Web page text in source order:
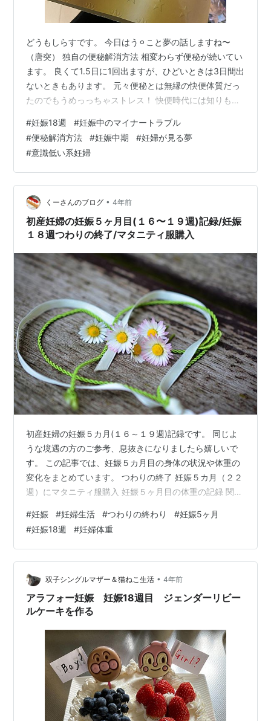
どうもしらすです。 今日はう⚪︎こと夢の話しますね〜
（唐突） 独自の便秘解消方法 相変わらず便秘が続いてい
ます。 良くて1.5日に1回出ますが、ひどいときは3日間出
ないときもあります。 元々便秘とは無縁の快便体質だっ
たのでもうめっっちゃストレス！ 快便時代には知りもし
のね…。 体内の毒素が排出されていないのをヒシヒシと
感じます…。 なるべく水分を飲むとか、食物繊維が多い
ものを食べるとか自分なりに工夫はしてるんですが出な
いときは出ない！！ そこでね、最終手段があることに気
付いてしまったんですよ私は！！ それが『青木まりこ現
象』です！ 知ってる？知…
#妊娠18週 #妊娠中のマイナートラブル
#便秘解消方法 #妊娠中期 #妊婦が見る夢
#意識低い系妊婦
くーさんのブログ • 4年前
初産妊婦の妊娠５ヶ月目(１６〜１９週)記録/妊娠
１８週つわりの終了/マタニティ服購入
初産妊婦の妊娠５カ月(１６～１９週)記録です。 同じよ
うな境遇の方のご参考、息抜きになりましたら嬉しいで
す。 この記事では、妊娠５カ月目の身体の状況や体重の
変化をまとめています。 つわりの終了 妊娠５カ月（２２
週）にマタニティ服購入 妊娠５ヶ月目の体重の記録 関連
り ・妊娠９週目〜吐きづわり ・妊娠１２週〜よだれづわ
り ・妊娠１３週つわり終了の兆し ・里帰り出産予定 つ
わりの終了 妊娠７週目から続いていた食べづわり・吐き
づわり・ヨダレづわりが１８週目には無くなりました！
まだうがいや歯磨き時、外出して疲れた日には吐いてし
まうことはありますが…
#妊娠 #妊婦生活 #つわりの終わり #妊娠5ヶ月
#妊娠18週 #妊婦体重
双子シングルマザー＆猫ねこ生活 • 4年前
アラフォー妊娠 妊娠18週目 ジェンダーリビー
ルケーキを作る